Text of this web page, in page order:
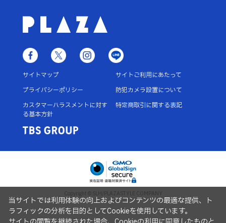
サイトマップ
サイトご利用にあたって
プライバシーポリシー
防犯カメラ設置について
カスタマーハラスメントに対す
る基本方針
特定商取引に関する表記
Copyright © SLH/PLAZASTYLE COMPANY
当サイトでは利用体験の向上およびコンテンツの最適な提供、ト
ラフィックの分析を目的としてCookieを使用しています。